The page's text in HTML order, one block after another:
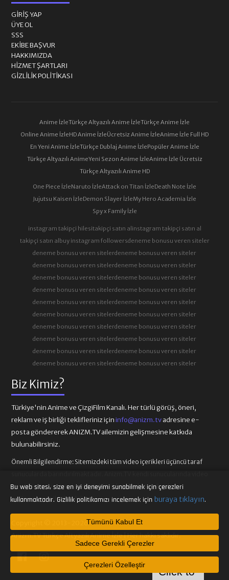
Biz Kimiz?
Türkiye'nin Anime ve ÇizgiFilm Kanalı. Her türlü görüş, öneri,
reklam ve iş birliği teklifleriniz içininfo@anizm.tvadresine e-
posta göndererek ANIZM.TV ailemizin gelişmesine katkıda
bulunabilirsiniz.
Önemli Bilgilendirme: Sitemizdeki tüm video içerikleri üçüncü taraf
içeriği barındırmamaktadır. Telif hakkı talepleri ilgili video
sağlayıcılarına iletilmelidir.
Copyright © 2013-2026
Anizm.TV Türkçe Altyazılı Anime İzle | Her hakkı saklıdır.
GIRIŞ YAP
ÜYE OL
SSS
EKIBE BAŞVUR
HAKKIMIZDA
HIZMET ŞARTLARI
GIZLILIK POLITIKASI
Anime İzleTürkçe Altyazılı Anime İzleTürkçe Anime İzle
Online Anime İzleHD Anime İzleÜcretsiz Anime İzleAnime İzle Full HD
En Yeni Anime İzleTürkçe Dublaj Anime İzlePopüler Anime İzle
Türkçe Altyazılı AnimeYeni Sezon Anime İzleAnime İzle Ücretsiz
Türkçe Altyazılı Anime HD
One Piece İzleNaruto İzleAttack on Titan İzleDeath Note İzle
Jujutsu Kaisen İzleDemon Slayer İzleMy Hero Academia İzle
Spy x Family İzle
instagram takipçi hilesitakipçi satın alinstagram takipçi satın al
takipçi satın albuy instagram followersdeneme bonusu veren siteler
deneme bonusu veren sitelerdeneme bonusu veren siteler
deneme bonusu veren sitelerdeneme bonusu veren siteler
deneme bonusu veren sitelerdeneme bonusu veren siteler
deneme bonusu veren sitelerdeneme bonusu veren siteler
deneme bonusu veren sitelerdeneme bonusu veren siteler
deneme bonusu veren sitelerdeneme bonusu veren siteler
deneme bonusu veren sitelerdeneme bonusu veren siteler
deneme bonusu veren sitelerdeneme bonusu veren siteler
deneme bonusu veren sitelerdeneme bonusu veren siteler
deneme bonusu veren sitelerdeneme bonusu veren siteler
Bu web sitesi, size en iyi deneyimi sunabilmek için çerezleri
kullanmaktadır. Gizlilik politikamızı incelemek için buraya tıklayın.
Tümünü Kabul Et
Sadece Gerekli Çerezler
Çerezleri Özelleştir